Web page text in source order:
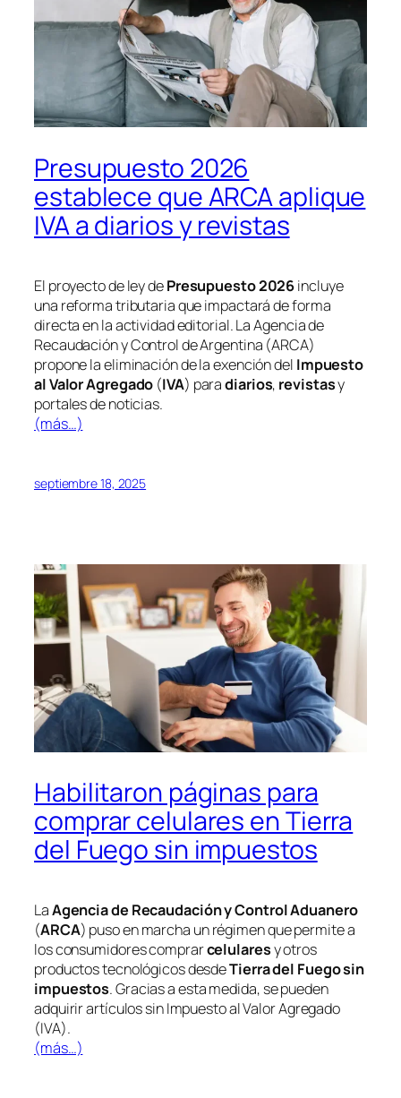
Presupuesto 2026
establece que ARCA aplique
IVA a diarios y revistas
El proyecto de ley dePresupuesto 2026incluye
una reforma tributaria que impactará de forma
directa en la actividad editorial. La Agencia de
Recaudación y Control de Argentina (ARCA)
propone la eliminación de la exención del Impuesto
al Valor Agregado (IVA) paradiarios, revistasy
portales de noticias.
(más…)
septiembre 18, 2025
Habilitaron páginas para
comprar celulares en Tierra
del Fuego sin impuestos
LaAgencia de Recaudación y Control Aduanero
(ARCA) puso en marcha un régimen que permite a
los consumidores comprarcelularesy otros
productos tecnológicos desdeTierra del Fuegosin
impuestos. Gracias a esta medida, se pueden
adquirir artículos sin Impuesto al Valor Agregado
(IVA).
(más…)